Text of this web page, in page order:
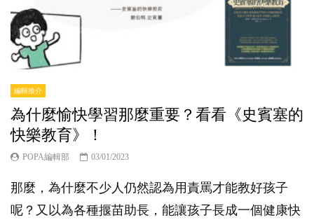
編輯推介
為什麼愉快學習那麼重要？看看《史賓塞的
快樂教育》！
POPA編輯部 03/01/2023
那麼，為什麼不少人仍然認為用責罵才能教好孩子
呢？又以為各種揠苗助長，能讓孩子長成一個健康快